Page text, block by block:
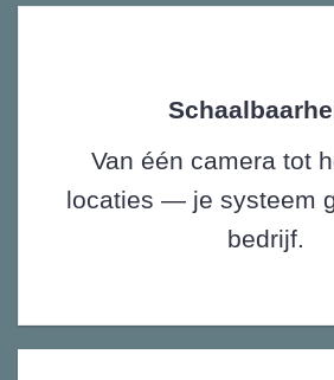
Van één camera tot
locaties — je systeem
bedrijf.